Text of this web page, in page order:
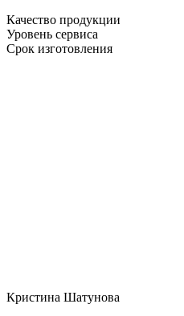
Качество продукции
Уровень сервиса
Срок изготовления
Кристина Шатунова